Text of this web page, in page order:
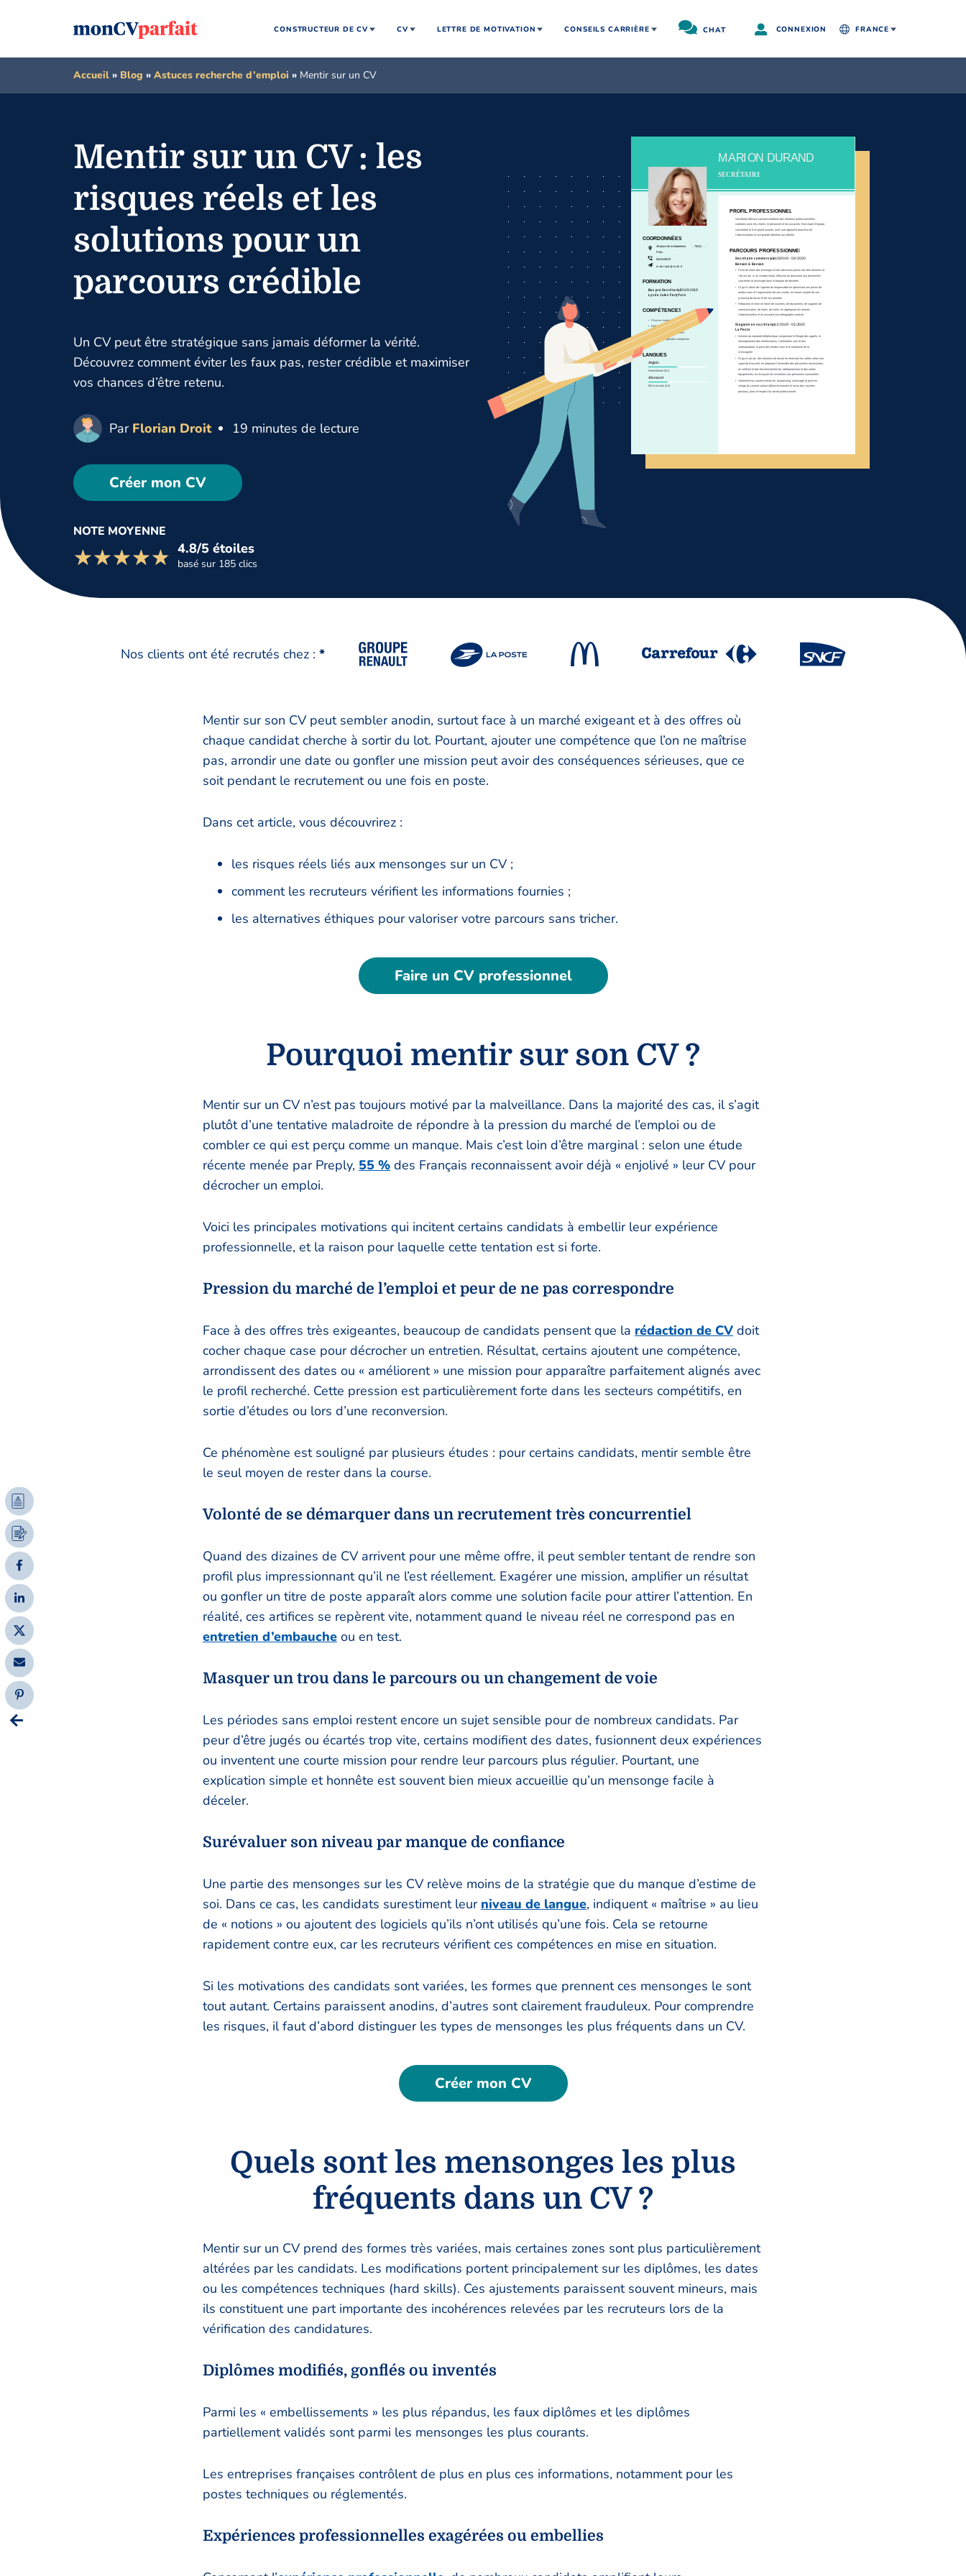
CONSTRUCTEUR DE CV CV LETTRE DE MOTIVATION CONSEILS CARRIÈRE CHAT CONNEXION FRANCE
Accueil » Blog » Astuces recherche d’emploi » Mentir sur un CV
Mentir sur un CV : les
risques réels et les
solutions pour un
parcours crédible
Un CV peut être stratégique sans jamais déformer la vérité.
Découvrez comment éviter les faux pas, rester crédible et maximiser
vos chances d’être retenu.
Par Florian Droit 19 minutes de lecture
Créer mon CV
NOTE MOYENNE
☆☆☆☆☆
★★★★★ 4.8/5 étoiles
basé sur 185 clics
Nos clients ont été recrutés chez : *
Mentir sur son CV peut sembler anodin, surtout face à un marché exigeant et à des offres où
chaque candidat cherche à sortir du lot. Pourtant, ajouter une compétence que l’on ne maîtrise
pas, arrondir une date ou gonfler une mission peut avoir des conséquences sérieuses, que ce
soit pendant le recrutement ou une fois en poste.
Dans cet article, vous découvrirez :
les risques réels liés aux mensonges sur un CV ;
comment les recruteurs vérifient les informations fournies ;
les alternatives éthiques pour valoriser votre parcours sans tricher.
Faire un CV professionnel
Pourquoi mentir sur son CV ?
Mentir sur un CV n’est pas toujours motivé par la malveillance. Dans la majorité des cas, il s’agit
plutôt d’une tentative maladroite de répondre à la pression du marché de l’emploi ou de
combler ce qui est perçu comme un manque. Mais c’est loin d’être marginal : selon une étude
récente menée par Preply, 55 % des Français reconnaissent avoir déjà « enjolivé » leur CV pour
décrocher un emploi.
Voici les principales motivations qui incitent certains candidats à embellir leur expérience
professionnelle, et la raison pour laquelle cette tentation est si forte.
Pression du marché de l’emploi et peur de ne pas correspondre
Face à des offres très exigeantes, beaucoup de candidats pensent que la rédaction de CV doit
cocher chaque case pour décrocher un entretien. Résultat, certains ajoutent une compétence,
arrondissent des dates ou « améliorent » une mission pour apparaître parfaitement alignés avec
le profil recherché. Cette pression est particulièrement forte dans les secteurs compétitifs, en
sortie d’études ou lors d’une reconversion.
Ce phénomène est souligné par plusieurs études : pour certains candidats, mentir semble être
le seul moyen de rester dans la course.
Volonté de se démarquer dans un recrutement très concurrentiel
Quand des dizaines de CV arrivent pour une même offre, il peut sembler tentant de rendre son
profil plus impressionnant qu’il ne l’est réellement. Exagérer une mission, amplifier un résultat
ou gonfler un titre de poste apparaît alors comme une solution facile pour attirer l’attention. En
réalité, ces artifices se repèrent vite, notamment quand le niveau réel ne correspond pas en
entretien d’embauche ou en test.
Masquer un trou dans le parcours ou un changement de voie
Les périodes sans emploi restent encore un sujet sensible pour de nombreux candidats. Par
peur d’être jugés ou écartés trop vite, certains modifient des dates, fusionnent deux expériences
ou inventent une courte mission pour rendre leur parcours plus régulier. Pourtant, une
explication simple et honnête est souvent bien mieux accueillie qu’un mensonge facile à
déceler.
Surévaluer son niveau par manque de confiance
Une partie des mensonges sur les CV relève moins de la stratégie que du manque d’estime de
soi. Dans ce cas, les candidats surestiment leur niveau de langue, indiquent « maîtrise » au lieu
de « notions » ou ajoutent des logiciels qu’ils n’ont utilisés qu’une fois. Cela se retourne
rapidement contre eux, car les recruteurs vérifient ces compétences en mise en situation.
Si les motivations des candidats sont variées, les formes que prennent ces mensonges le sont
tout autant. Certains paraissent anodins, d’autres sont clairement frauduleux. Pour comprendre
les risques, il faut d’abord distinguer les types de mensonges les plus fréquents dans un CV.
Créer mon CV
Quels sont les mensonges les plus
fréquents dans un CV ?
Mentir sur un CV prend des formes très variées, mais certaines zones sont plus particulièrement
altérées par les candidats. Les modifications portent principalement sur les diplômes, les dates
ou les compétences techniques (hard skills). Ces ajustements paraissent souvent mineurs, mais
ils constituent une part importante des incohérences relevées par les recruteurs lors de la
vérification des candidatures.
Diplômes modifiés, gonflés ou inventés
Parmi les « embellissements » les plus répandus, les faux diplômes et les diplômes
partiellement validés sont parmi les mensonges les plus courants.
Les entreprises françaises contrôlent de plus en plus ces informations, notamment pour les
postes techniques ou réglementés.
Expériences professionnelles exagérées ou embellies